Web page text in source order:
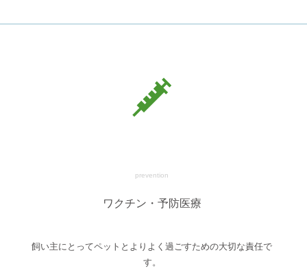
prevention
ワクチン・予防医療
飼い主にとってペットとよりよく過ごすための大切な責任で
す。